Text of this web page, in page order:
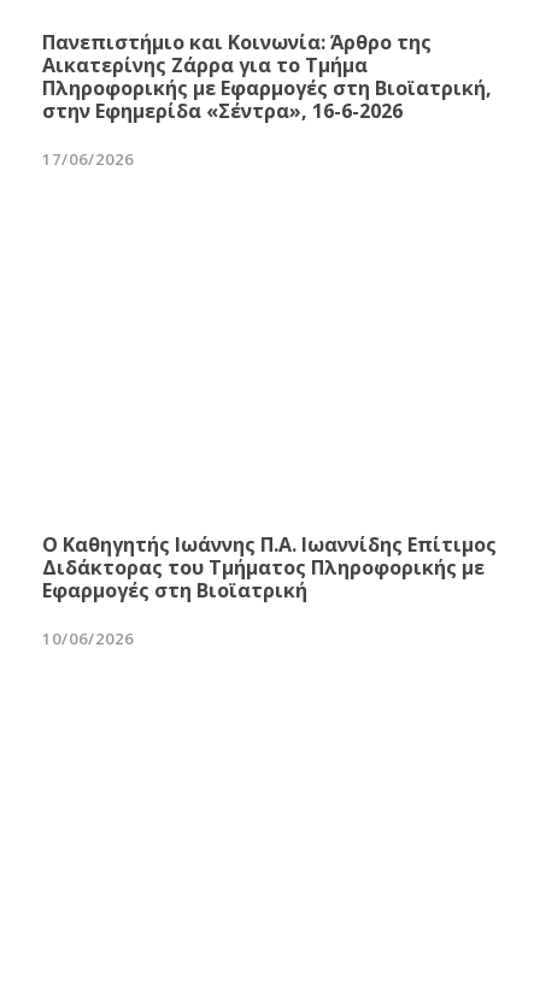
Πανεπιστήμιο και Κοινωνία: Άρθρο της
Αικατερίνης Ζάρρα για το Τμήμα
Πληροφορικής με Εφαρμογές στη Βιοϊατρική,
στην Εφημερίδα «Σέντρα», 16-6-2026
17/06/2026
Ο Καθηγητής Ιωάννης Π.Α. Ιωαννίδης Επίτιμος
Διδάκτορας του Τμήματος Πληροφορικής με
Εφαρμογές στη Βιοϊατρική
10/06/2026